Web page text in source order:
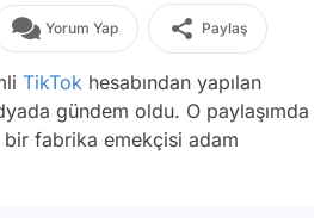
Yorum Yap Paylaş
TikTok hesabından yapılan
gündem oldu. O paylaşımda
fabrika emekçisi adam